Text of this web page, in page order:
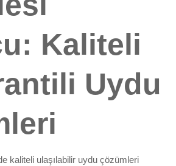
Kaliteli
Uydu
kaliteli ulaşılabilir uydu çözümleri